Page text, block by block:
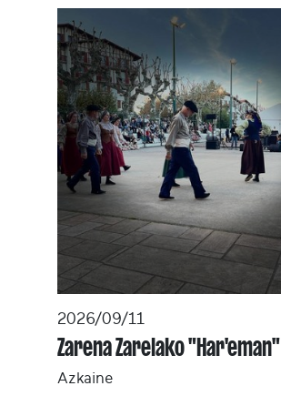
2026/09/11
Zarena Zarelako "Har'eman"
Azkaine